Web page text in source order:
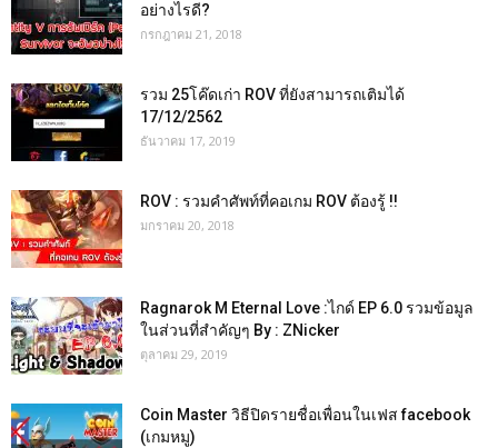
อย่างไรดี?
กรกฎาคม 21, 2018
รวม 25โค๊ดเก่า ROV ที่ยังสามารถเติมได้
17/12/2562
ธันวาคม 17, 2019
ROV : รวมคำศัพท์ที่คอเกม ROV ต้องรู้ !!
มกราคม 20, 2018
Ragnarok M Eternal Love :ไกด์ EP 6.0 รวมข้อมูล
ในส่วนที่สำคัญๆ By : ZNicker
ตุลาคม 29, 2019
Coin Master วิธีปิดรายชื่อเพื่อนในเฟส facebook
(เกมหมู)